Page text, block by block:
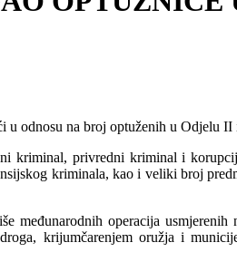
odnosu na broj optuženih u Odjelu
kriminal, privredni kriminal i
kriminala, kao i veliki broj
međunarodnih operacija
krijumčarenjem oružja i